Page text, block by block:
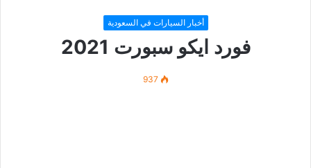
أخبار السيارات في السعودية
فورد ايكو سبورت 2021
937